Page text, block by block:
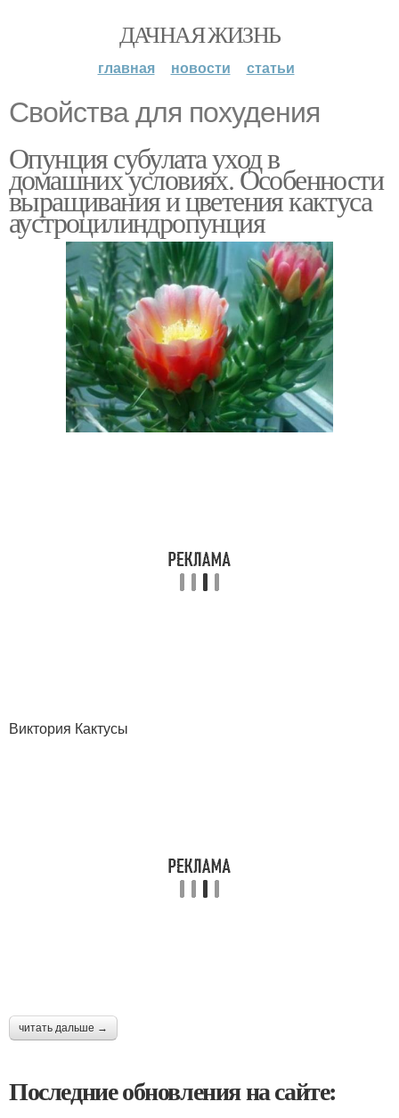
ДАЧНАЯ ЖИЗНЬ
главная новости статьи
Свойства для похудения
Опунция субулата уход в
домашних условиях. Особенности
выращивания и цветения кактуса
аустроцилиндропунция
Виктория Кактусы
читать дальше →
Последние обновления на сайте: